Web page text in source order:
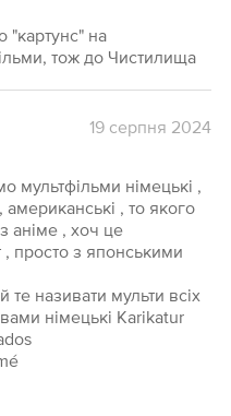
"картунс" на
тож до Чистилища
19 серпня 2024
мультфільми німецькі ,
американські , то якого
аніме , хоч це
, просто з японськими
те називати мульти всіх
німецькі Karikatur